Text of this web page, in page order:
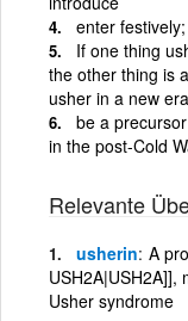
enter
If one thing
the other thing is
usher in a new
be a
in the post-Cold
Relevante
usherin A
USH2A|USH2A]],
Usher syndrome